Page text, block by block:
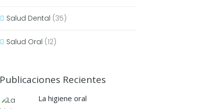
Salud Dental (35)
Salud Oral (12)
Publicaciones Recientes
La higiene oral